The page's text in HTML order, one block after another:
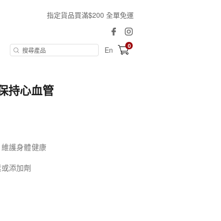
指定貨品買滿$200 全單免運
En 0
持心血管
護身體健康
添加劑